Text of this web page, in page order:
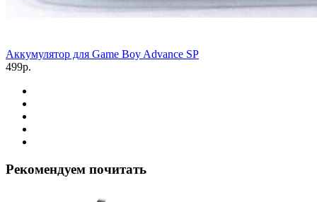
Аккумулятор для Game Boy Advance SP
499р.
Рекомендуем почитать